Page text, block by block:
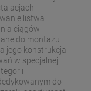
listwa
ciągów
do montażu
jego konstrukcja
w specjalnej
do